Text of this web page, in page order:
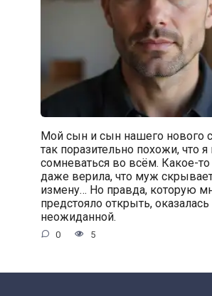
Мой сын и сын нашего нового
так поразительно похожи, что я
сомневаться во всём. Какое-
даже верила, что муж
измену… Но правда, которую
предстояло открыть,
неожиданной.
0 5